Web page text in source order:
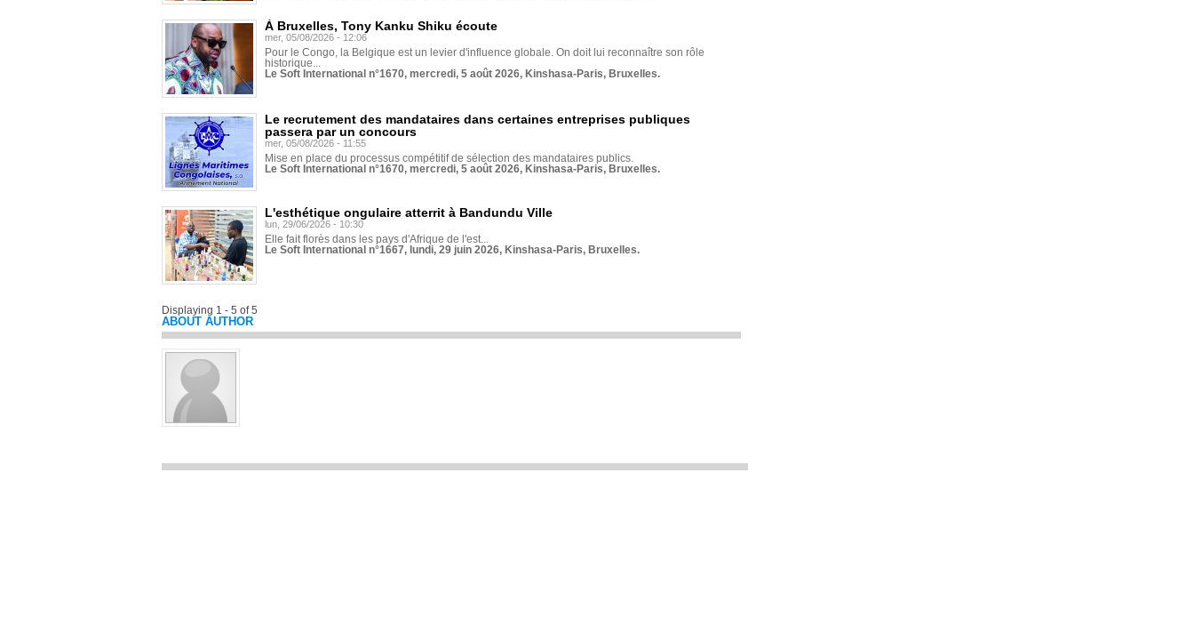
À Bruxelles, Tony Kanku Shiku écoute
mer, 05/08/2026 - 12:06
Pour le Congo, la Belgique est un levier d'influence globale. On doit lui reconnaître son rôle
historique...
Le Soft International n°1670, mercredi, 5 août 2026, Kinshasa-Paris, Bruxelles.
Le recrutement des mandataires dans certaines entreprises publiques
passera par un concours
mer, 05/08/2026 - 11:55
Mise en place du processus compétitif de sélection des mandataires publics.
Le Soft International n°1670, mercredi, 5 août 2026, Kinshasa-Paris, Bruxelles.
L'esthétique ongulaire atterrit à Bandundu Ville
lun, 29/06/2026 - 10:30
Elle fait florès dans les pays d'Afrique de l'est...
Le Soft International n°1667, lundi, 29 juin 2026, Kinshasa-Paris, Bruxelles.
Displaying 1 - 5 of 5
ABOUT AUTHOR